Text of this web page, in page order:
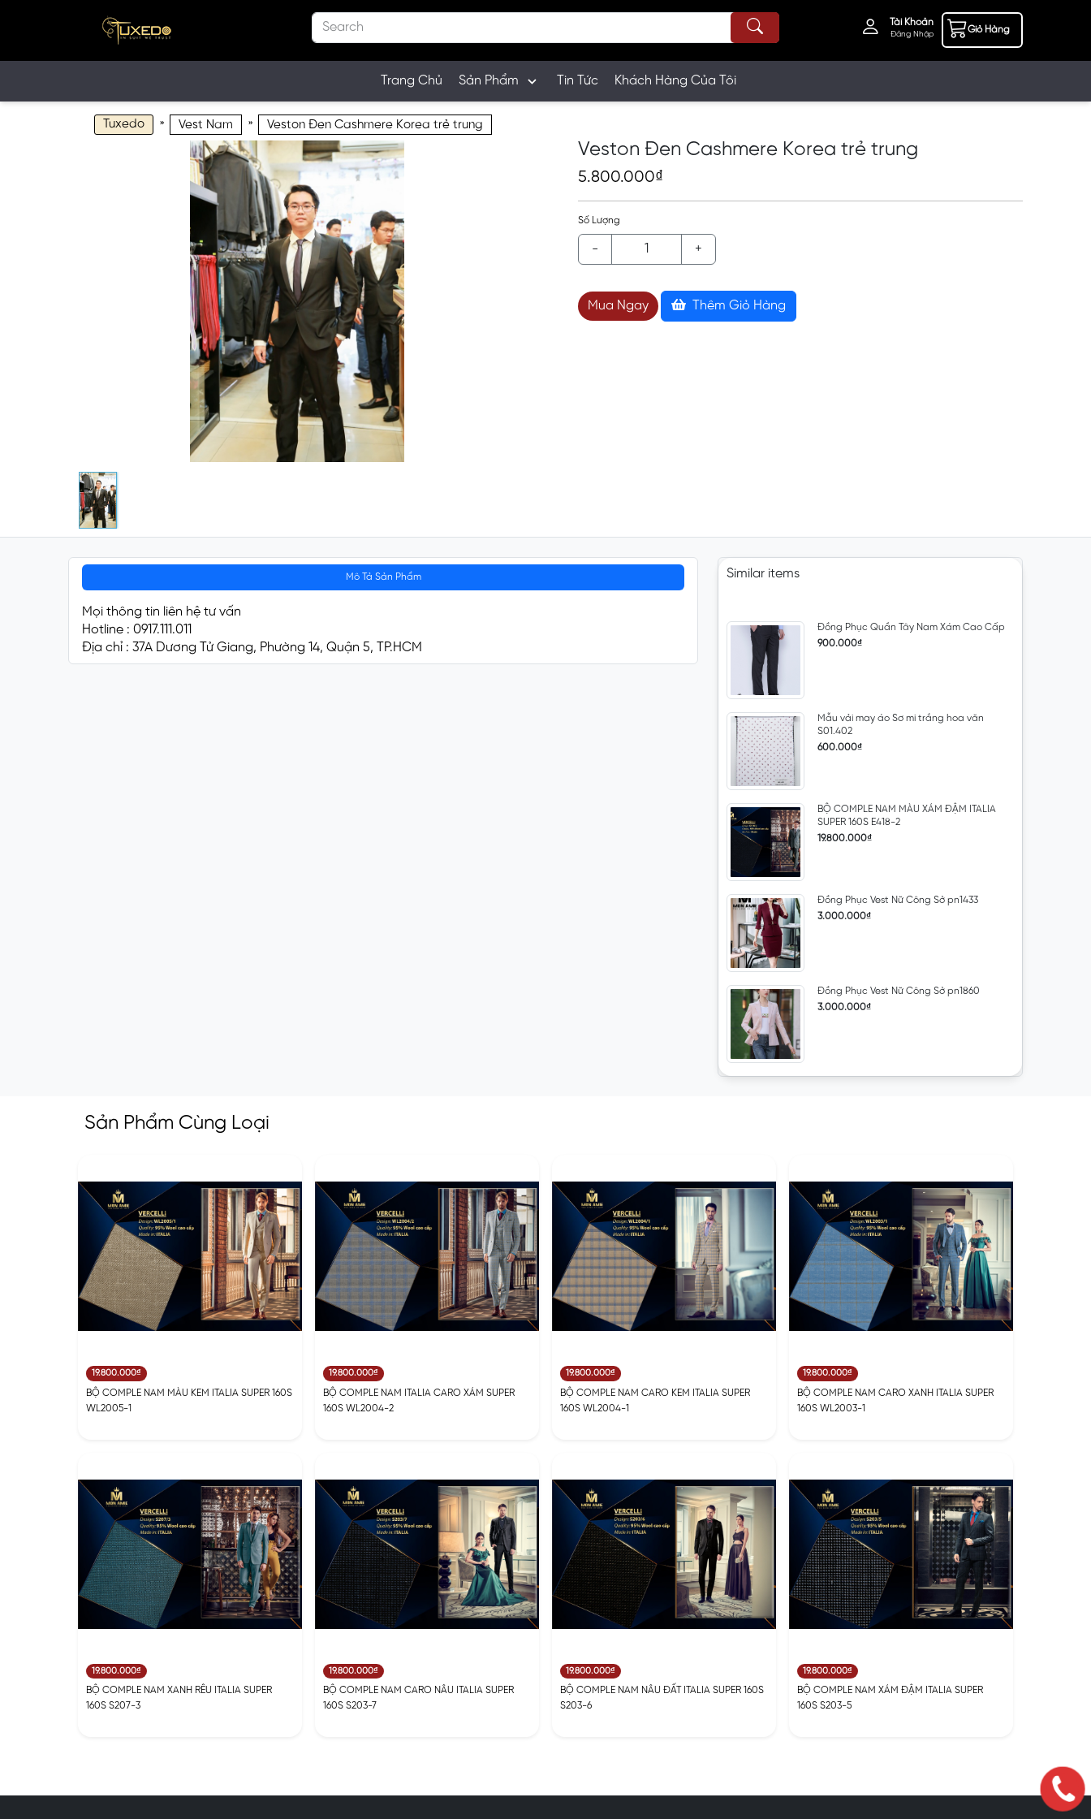
Tài Khoản
Đăng Nhập Giỏ Hàng
Trang Chủ Sản Phẩm Tin Tức Khách Hàng Của Tôi
Tuxedo » Vest Nam » Veston Đen Cashmere Korea trẻ trung
Veston Đen Cashmere Korea trẻ trung
5.800.000₫
Số Lượng
- +
Mua Ngay Thêm Giỏ Hàng
Mô Tả Sản Phẩm
Mọi thông tin liên hệ tư vấn
Hotline : 0917.111.011
Địa chỉ : 37A Dương Tử Giang, Phường 14, Quận 5, TP.HCM
Similar items
Đồng Phục Quần Tây Nam Xám Cao Cấp
900.000₫
Mẫu vải may áo Sơ mi trắng hoa văn
S01.402
600.000₫
BỘ COMPLE NAM MÀU XÁM ĐẬM ITALIA
SUPER 160S E418-2
19.800.000₫
Đồng Phục Vest Nữ Công Sở pn1433
3.000.000₫
Đồng Phục Vest Nữ Công Sở pn1860
3.000.000₫
Sản Phẩm Cùng Loại
19.800.000₫
BỘ COMPLE NAM MÀU KEM ITALIA SUPER 160S
WL2005-1
19.800.000₫
BỘ COMPLE NAM ITALIA CARO XÁM SUPER
160S WL2004-2
19.800.000₫
BỘ COMPLE NAM CARO KEM ITALIA SUPER
160S WL2004-1
19.800.000₫
BỘ COMPLE NAM CARO XANH ITALIA SUPER
160S WL2003-1
19.800.000₫
BỘ COMPLE NAM XANH RÊU ITALIA SUPER
160S S207-3
19.800.000₫
BỘ COMPLE NAM CARO NÂU ITALIA SUPER
160S S203-7
19.800.000₫
BỘ COMPLE NAM NÂU ĐẤT ITALIA SUPER 160S
S203-6
19.800.000₫
BỘ COMPLE NAM XÁM ĐẬM ITALIA SUPER
160S S203-5